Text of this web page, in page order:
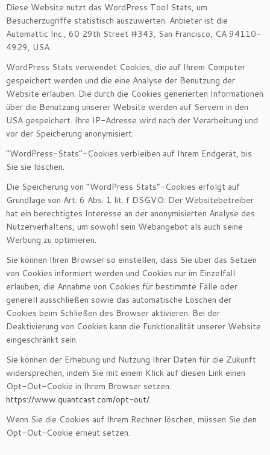
Diese Website nutzt das WordPress Tool Stats, um
Besucherzugriffe statistisch auszuwerten. Anbieter ist die
Automattic Inc., 60 29th Street #343, San Francisco, CA 94110-
4929, USA.
WordPress Stats verwendet Cookies, die auf Ihrem Computer
gespeichert werden und die eine Analyse der Benutzung der
Website erlauben. Die durch die Cookies generierten Informationen
über die Benutzung unserer Website werden auf Servern in den
USA gespeichert. Ihre IP-Adresse wird nach der Verarbeitung und
vor der Speicherung anonymisiert.
“WordPress-Stats”-Cookies verbleiben auf Ihrem Endgerät, bis
Sie sie löschen.
Die Speicherung von “WordPress Stats”-Cookies erfolgt auf
Grundlage von Art. 6 Abs. 1 lit. f DSGVO. Der Websitebetreiber
hat ein berechtigtes Interesse an der anonymisierten Analyse des
Nutzerverhaltens, um sowohl sein Webangebot als auch seine
Werbung zu optimieren.
Sie können Ihren Browser so einstellen, dass Sie über das Setzen
von Cookies informiert werden und Cookies nur im Einzelfall
erlauben, die Annahme von Cookies für bestimmte Fälle oder
generell ausschließen sowie das automatische Löschen der
Cookies beim Schließen des Browser aktivieren. Bei der
Deaktivierung von Cookies kann die Funktionalität unserer Website
eingeschränkt sein.
Sie können der Erhebung und Nutzung Ihrer Daten für die Zukunft
widersprechen, indem Sie mit einem Klick auf diesen Link einen
Opt-Out-Cookie in Ihrem Browser setzen:
https://www.quantcast.com/opt-out/.
Wenn Sie die Cookies auf Ihrem Rechner löschen, müssen Sie den
Opt-Out-Cookie erneut setzen.